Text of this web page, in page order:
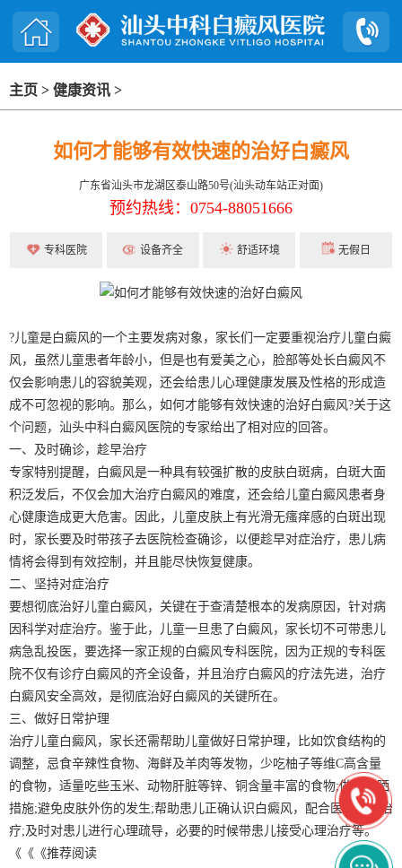
主页 > 健康资讯 >
如何才能够有效快速的治好白癜风
广东省汕头市龙湖区泰山路50号(汕头动车站正对面)
预约热线：0754-88051666
专科医院 设备齐全 舒适环境 无假日
?儿童是白癜风的一个主要发病对象，家长们一定要重视治疗儿童白癜
风，虽然儿童患者年龄小，但是也有爱美之心，脸部等处长白癜风不
仅会影响患儿的容貌美观，还会给患儿心理健康发展及性格的形成造
成不可忽视的影响。那么，如何才能够有效快速的治好白癜风?关于这
个问题，汕头中科白癜风医院的专家给出了相对应的回答。
一、及时确诊，趁早治疗
专家特别提醒，白癜风是一种具有较强扩散的皮肤白斑病，白斑大面
积泛发后，不仅会加大治疗白癜风的难度，还会给儿童白癜风患者身
心健康造成更大危害。因此，儿童皮肤上有光滑无瘙痒感的白斑出现
时，家长要及时带孩子去医院检查确诊，以便趁早对症治疗，患儿病
情将会得到有效控制，并且能尽快恢复健康。
二、坚持对症治疗
要想彻底治好儿童白癜风，关键在于查清楚根本的发病原因，针对病
因科学对症治疗。鉴于此，儿童一旦患了白癜风，家长切不可带患儿
病急乱投医，要选择一家正规的白癜风专科医院，因为正规的专科医
院不仅有诊疗白癜风的齐全设备，并且治疗白癜风的疗法先进，治疗
白癜风安全高效，是彻底治好白癜风的关键所在。
三、做好日常护理
治疗儿童白癜风，家长还需帮助儿童做好日常护理，比如饮食结构的
调整，忌食辛辣性食物、海鲜及羊肉等发物，少吃柚子等维C高含量
的食物，适量吃些玉米、动物肝脏等锌、铜含量丰富的食物;做好防晒
措施;避免皮肤外伤的发生;帮助患儿正确认识白癜风，配合医生耐心治
疗;及时对患儿进行心理疏导，必要的时候带患儿接受心理治疗等。
《《《推荐阅读